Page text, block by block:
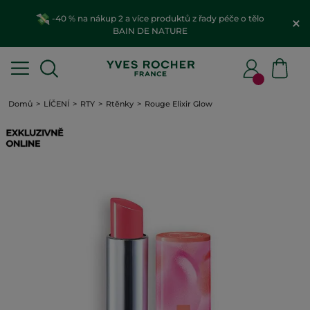
-40 % na nákup 2 a více produktů z řady péče o tělo
BAIN DE NATURE
Domů LÍČENÍ RTY Rtěnky Rouge Elixir Glow